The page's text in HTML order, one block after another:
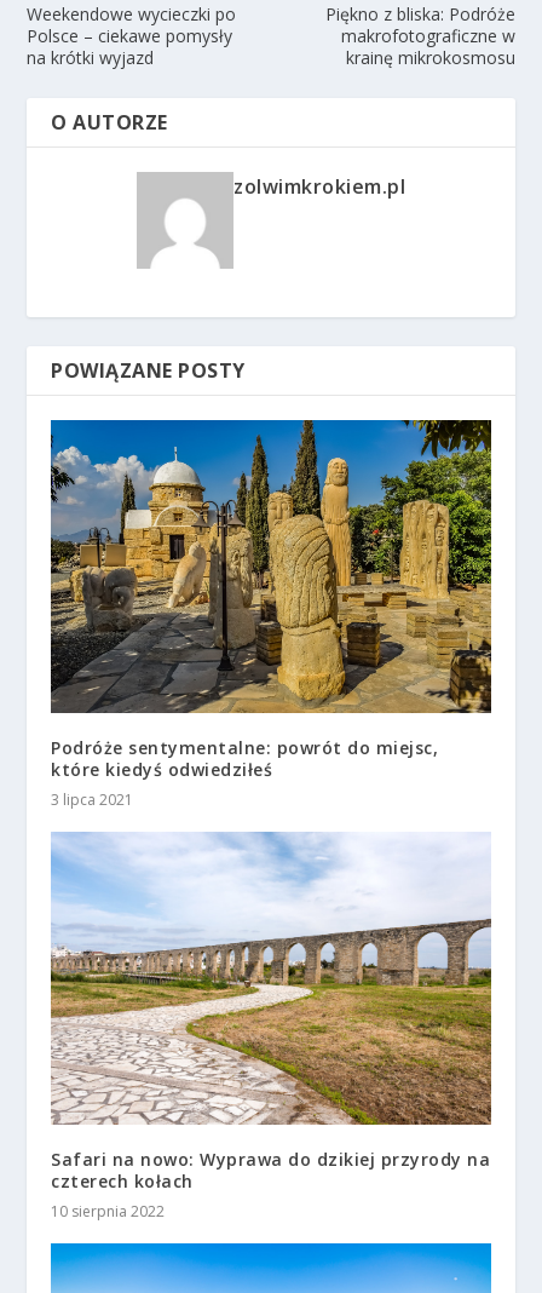
Weekendowe wycieczki po
Polsce – ciekawe pomysły
na krótki wyjazd
Piękno z bliska: Podróże
makrofotograficzne w
krainę mikrokosmosu
O AUTORZE
zolwimkrokiem.pl
POWIĄZANE POSTY
Podróże sentymentalne: powrót do miejsc,
które kiedyś odwiedziłeś
3 lipca 2021
Safari na nowo: Wyprawa do dzikiej przyrody na
czterech kołach
10 sierpnia 2022